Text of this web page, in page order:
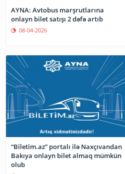
AYNA: Avtobus marşrutlarına
onlayn bilet satışı 2 dəfə artıb
08-04-2026
“Biletim.az” portalı ilə Naxçıvandan
Bakıya onlayn bilet almaq mümkün
olub